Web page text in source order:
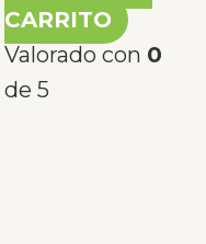
CARRITO
Valorado con 0
de 5